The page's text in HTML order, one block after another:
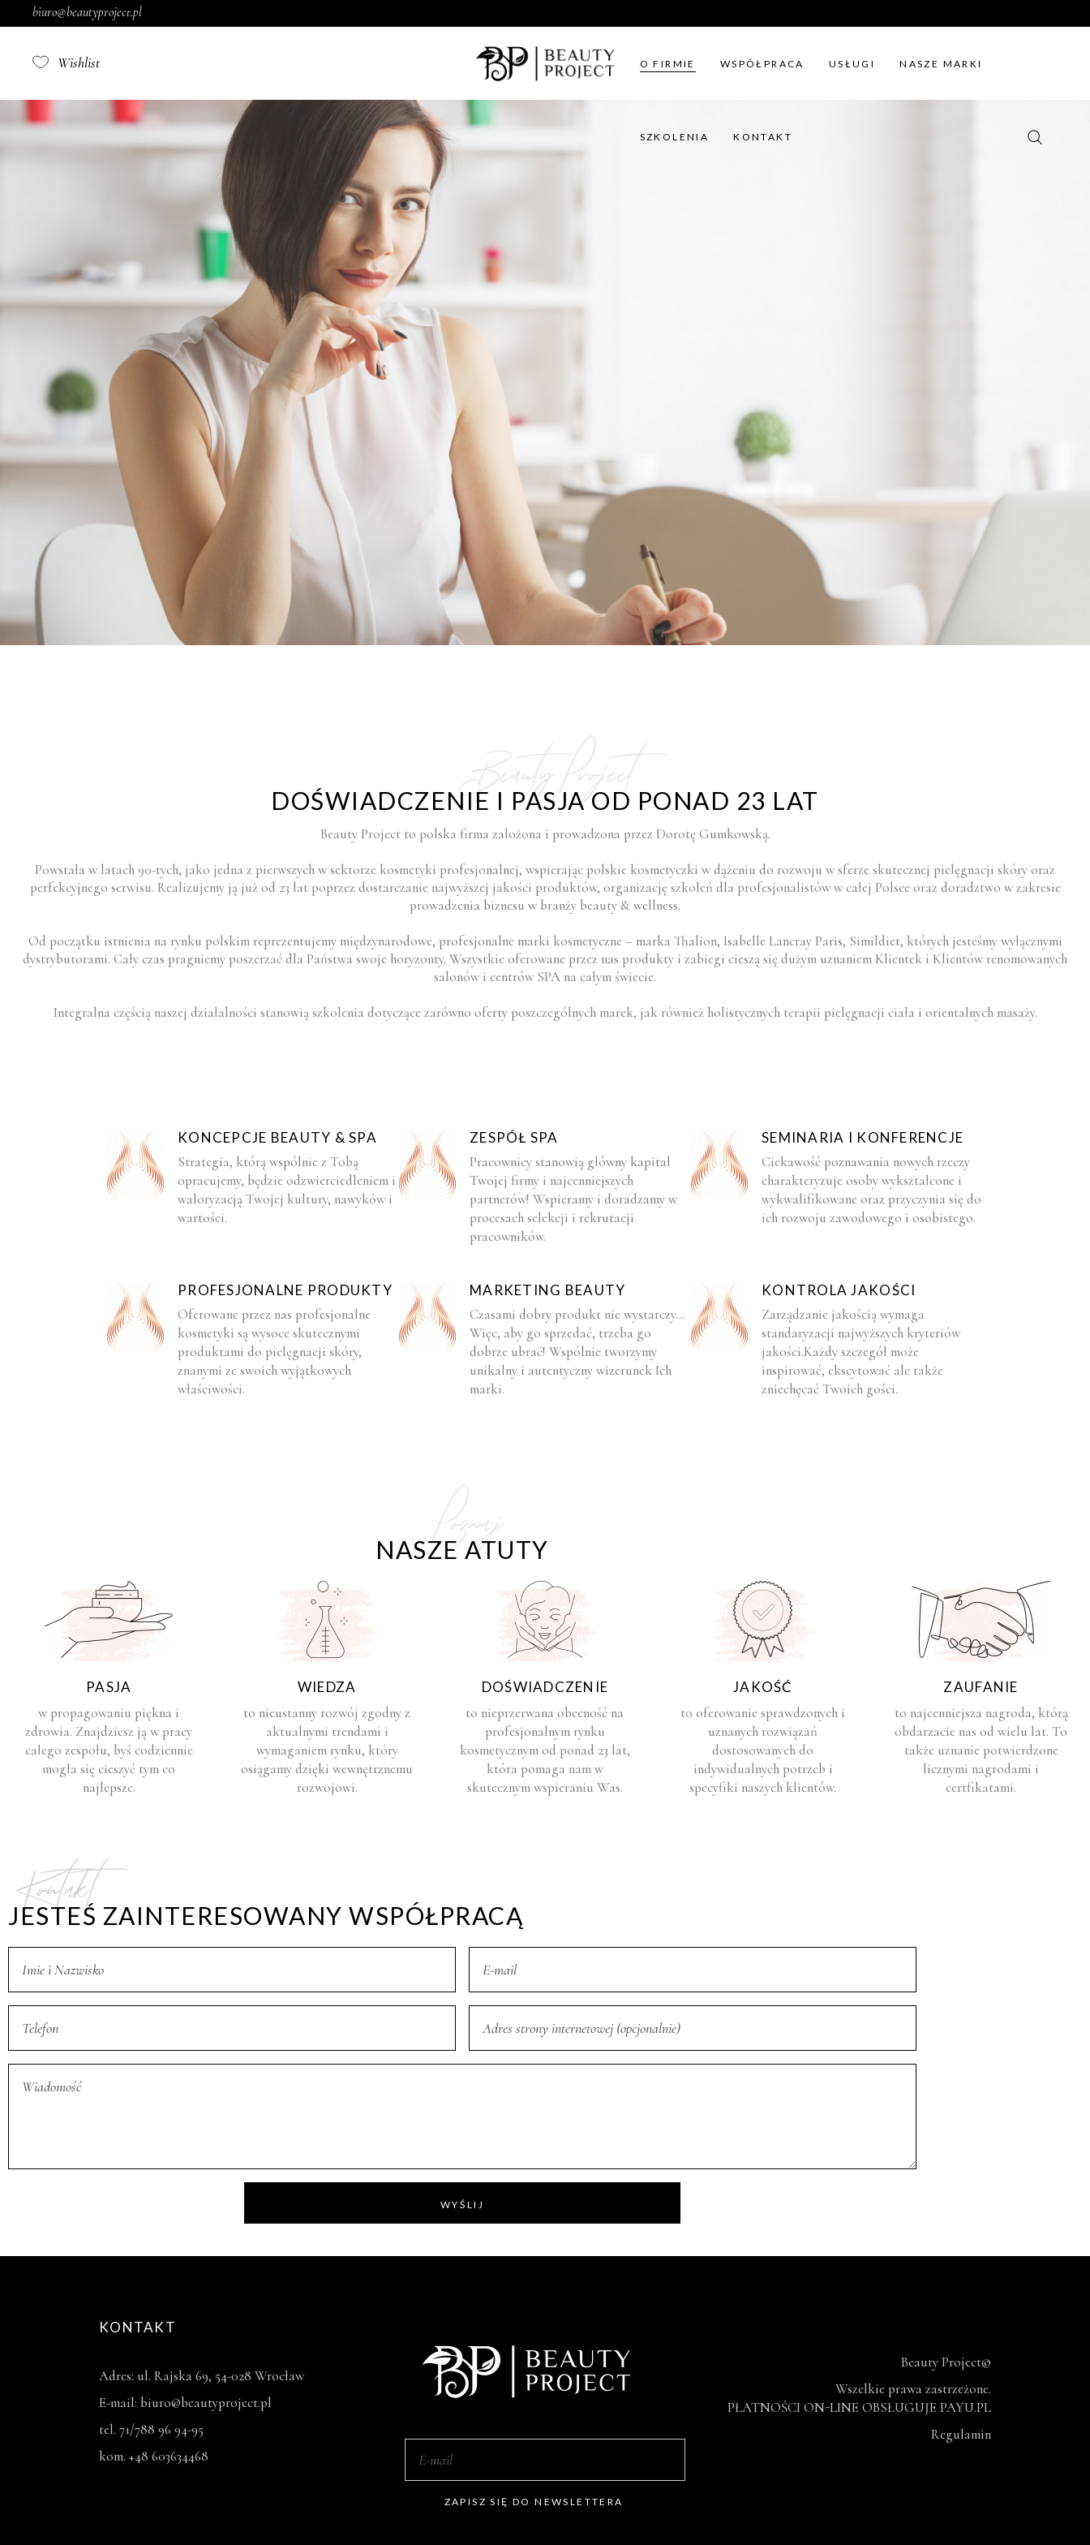
biuro@beautyproject.pl
Wishlist O FIRMIE WSPÓŁPRACA USŁUGI NASZE MARKI
SZKOLENIA KONTAKT
Beauty Project
DOŚWIADCZENIE I PASJA OD PONAD 23 LAT
Beauty Project to polska firma założona i prowadzona przez Dorotę Gumkowską.
Powstała w latach 90-tych, jako jedna z pierwszych w sektorze kosmetyki profesjonalnej, wspierając polskie kosmetyczki w dążeniu do rozwoju w sferze skutecznej pielęgnacji skóry oraz
perfekcyjnego serwisu. Realizujemy ją już od 23 lat poprzez dostarczanie najwyższej jakości produktów, organizację szkoleń dla profesjonalistów w całej Polsce oraz doradztwo w zakresie
prowadzenia biznesu w branży beauty & wellness.
Od początku istnienia na rynku polskim reprezentujemy międzynarodowe, profesjonalne marki kosmetyczne – marka Thalion, Isabelle Lancray Paris, Simildiet, których jesteśmy wyłącznymi
dystrybutorami. Cały czas pragniemy poszerzać dla Państwa swoje horyzonty. Wszystkie oferowane przez nas produkty i zabiegi cieszą się dużym uznaniem Klientek i Klientów renomowanych
salonów i centrów SPA na całym świecie.
Integralna częścią naszej działalności stanowią szkolenia dotyczące zarówno oferty poszczególnych marek, jak również holistycznych terapii pielęgnacji ciała i orientalnych masaży.
KONCEPCJE BEAUTY & SPA
Strategia, którą wspólnie z Tobą
opracujemy, będzie odzwierciedleniem i
waloryzacją Twojej kultury, nawyków i
wartości.
ZESPÓŁ SPA
Pracownicy stanowią główny kapitał
Twojej firmy i najcenniejszych
partnerów! Wspieramy i doradzamy w
procesach selekcji i rekrutacji
pracowników.
SEMINARIA I KONFERENCJE
Ciekawość poznawania nowych rzeczy
charakteryzuje osoby wykształcone i
wykwalifikowane oraz przyczynia się do
ich rozwoju zawodowego i osobistego.
PROFESJONALNE PRODUKTY
Oferowane przez nas profesjonalne
kosmetyki są wysoce skutecznymi
produktami do pielęgnacji skóry,
znanymi ze swoich wyjątkowych
właściwości.
MARKETING BEAUTY
Czasami dobry produkt nie wystarczy...
Więc, aby go sprzedać, trzeba go
dobrze ubrać! Wspólnie tworzymy
unikalny i autentyczny wizerunek Ich
marki.
KONTROLA JAKOŚCI
Zarządzanie jakością wymaga
standaryzacji najwyższych kryteriów
jakości.Każdy szczegół może
inspirować, ekscytować ale także
zniechęcać Twoich gości.
Poznaj
NASZE ATUTY
PASJA
w propagowaniu piękna i
zdrowia. Znajdziesz ją w pracy
całego zespołu, byś codziennie
mogła się cieszyć tym co
najlepsze.
WIEDZA
to nieustanny rozwój zgodny z
aktualnymi trendami i
wymaganiem rynku, który
osiągamy dzięki wewnętrznemu
rozwojowi.
DOŚWIADCZENIE
to nieprzerwana obecność na
profesjonalnym rynku
kosmetycznym od ponad 23 lat,
która pomaga nam w
skutecznym wspieraniu Was.
JAKOŚĆ
to oferowanie sprawdzonych i
uznanych rozwiązań
dostosowanych do
indywidualnych potrzeb i
specyfiki naszych klientów.
ZAUFANIE
to najcenniejsza nagroda, którą
obdarzacie nas od wielu lat. To
także uznanie potwierdzone
licznymi nagrodami i
certfikatami.
Kontakt
JESTEŚ ZAINTERESOWANY WSPÓŁPRACĄ
WYŚLIJ
KONTAKT
Adres: ul. Rajska 69, 54-028 Wrocław
E-mail: biuro@beautyproject.pl
tel. 71/788 96 94-95
kom. +48 603634468
ZAPISZ SIĘ DO NEWSLETTERA
Beauty Project©
Wszelkie prawa zastrzeżone.
PŁATNOŚCI ON-LINE OBSŁUGUJE PAYU.PL
Regulamin